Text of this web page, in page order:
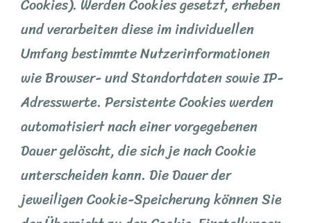
Cookies). Werden Cookies gesetzt, erheben
und verarbeiten diese im individuellen
Umfang bestimmte Nutzerinformationen
wie Browser- und Standortdaten sowie IP-
Adresswerte. Persistente Cookies werden
automatisiert nach einer vorgegebenen
Dauer gelöscht, die sich je nach Cookie
unterscheiden kann. Die Dauer der
jeweiligen Cookie-Speicherung können Sie